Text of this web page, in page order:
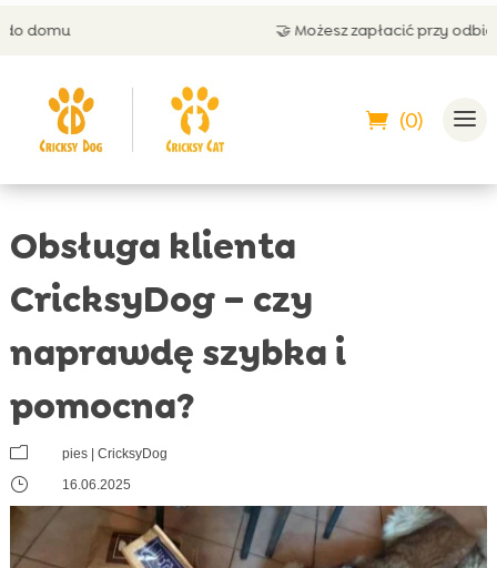
🤝 Możesz zapłacić przy odbiorze
(0)
Obsługa klienta
CricksyDog – czy
naprawdę szybka i
pomocna?
m pies CricksyDog
} 16.06.2025